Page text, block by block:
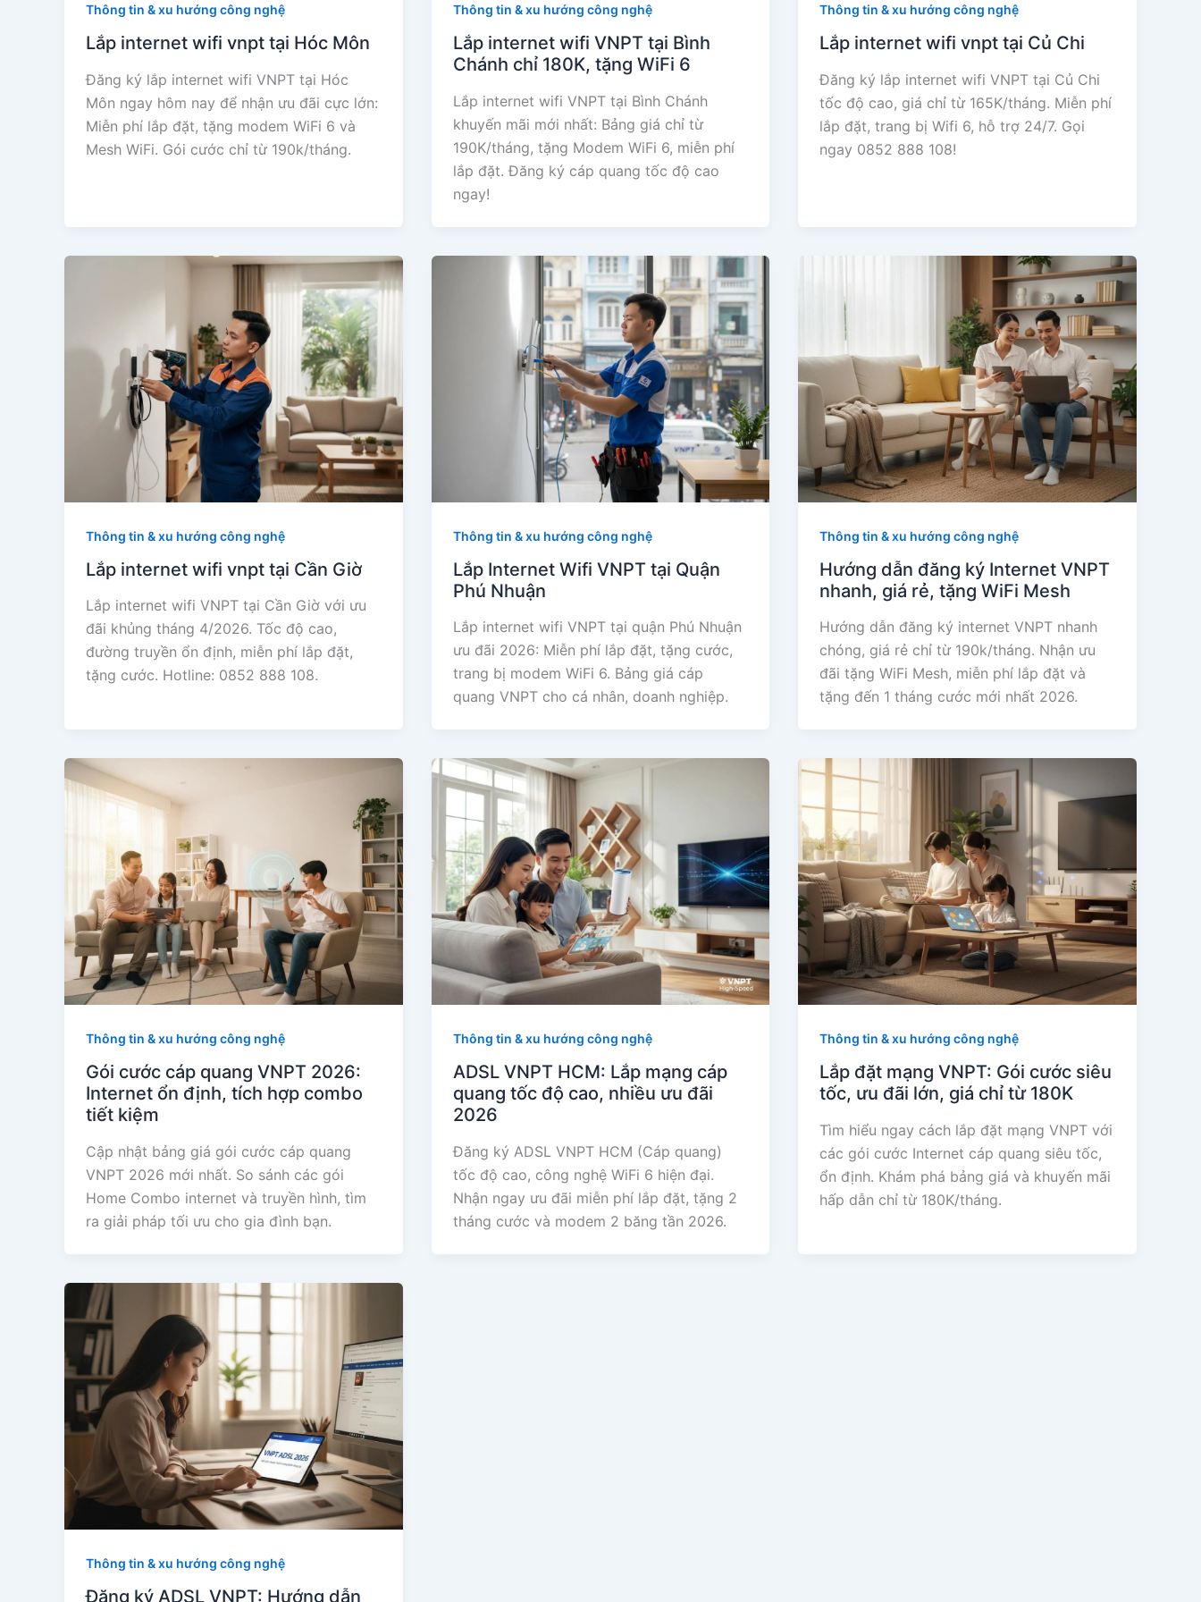
Thông tin & xu hướng công nghệ
Lắp internet wifi vnpt tại Hóc Môn
Đăng ký lắp internet wifi VNPT tại Hóc
Môn ngay hôm nay để nhận ưu đãi cực lớn:
Miễn phí lắp đặt, tặng modem WiFi 6 và
Mesh WiFi. Gói cước chỉ từ 190k/tháng.
Thông tin & xu hướng công nghệ
Lắp internet wifi VNPT tại Bình
Chánh chỉ 180K, tặng WiFi 6
Lắp internet wifi VNPT tại Bình Chánh
khuyến mãi mới nhất: Bảng giá chỉ từ
190K/tháng, tặng Modem WiFi 6, miễn phí
lắp đặt. Đăng ký cáp quang tốc độ cao
ngay!
Thông tin & xu hướng công nghệ
Lắp internet wifi vnpt tại Củ Chi
Đăng ký lắp internet wifi VNPT tại Củ Chi
tốc độ cao, giá chỉ từ 165K/tháng. Miễn phí
lắp đặt, trang bị Wifi 6, hỗ trợ 24/7. Gọi
ngay 0852 888 108!
Thông tin & xu hướng công nghệ
Lắp internet wifi vnpt tại Cần Giờ
Lắp internet wifi VNPT tại Cần Giờ với ưu
đãi khủng tháng 4/2026. Tốc độ cao,
đường truyền ổn định, miễn phí lắp đặt,
tặng cước. Hotline: 0852 888 108.
Thông tin & xu hướng công nghệ
Lắp Internet Wifi VNPT tại Quận
Phú Nhuận
Lắp internet wifi VNPT tại quận Phú Nhuận
ưu đãi 2026: Miễn phí lắp đặt, tặng cước,
trang bị modem WiFi 6. Bảng giá cáp
quang VNPT cho cá nhân, doanh nghiệp.
Thông tin & xu hướng công nghệ
Hướng dẫn đăng ký Internet VNPT
nhanh, giá rẻ, tặng WiFi Mesh
Hướng dẫn đăng ký internet VNPT nhanh
chóng, giá rẻ chỉ từ 190k/tháng. Nhận ưu
đãi tặng WiFi Mesh, miễn phí lắp đặt và
tặng đến 1 tháng cước mới nhất 2026.
Thông tin & xu hướng công nghệ
Gói cước cáp quang VNPT 2026:
Internet ổn định, tích hợp combo
tiết kiệm
Cập nhật bảng giá gói cước cáp quang
VNPT 2026 mới nhất. So sánh các gói
Home Combo internet và truyền hình, tìm
ra giải pháp tối ưu cho gia đình bạn.
Thông tin & xu hướng công nghệ
ADSL VNPT HCM: Lắp mạng cáp
quang tốc độ cao, nhiều ưu đãi
2026
Đăng ký ADSL VNPT HCM (Cáp quang)
tốc độ cao, công nghệ WiFi 6 hiện đại.
Nhận ngay ưu đãi miễn phí lắp đặt, tặng 2
tháng cước và modem 2 băng tần 2026.
Thông tin & xu hướng công nghệ
Lắp đặt mạng VNPT: Gói cước siêu
tốc, ưu đãi lớn, giá chỉ từ 180K
Tìm hiểu ngay cách lắp đặt mạng VNPT với
các gói cước Internet cáp quang siêu tốc,
ổn định. Khám phá bảng giá và khuyến mãi
hấp dẫn chỉ từ 180K/tháng.
Thông tin & xu hướng công nghệ
Đăng ký ADSL VNPT: Hướng dẫn